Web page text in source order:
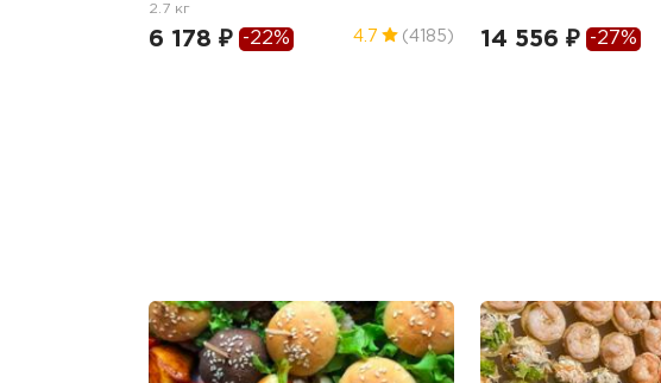
2.7 кг
6 178 ₽ -22% 4.7 (4185) 14 556 ₽ -27%